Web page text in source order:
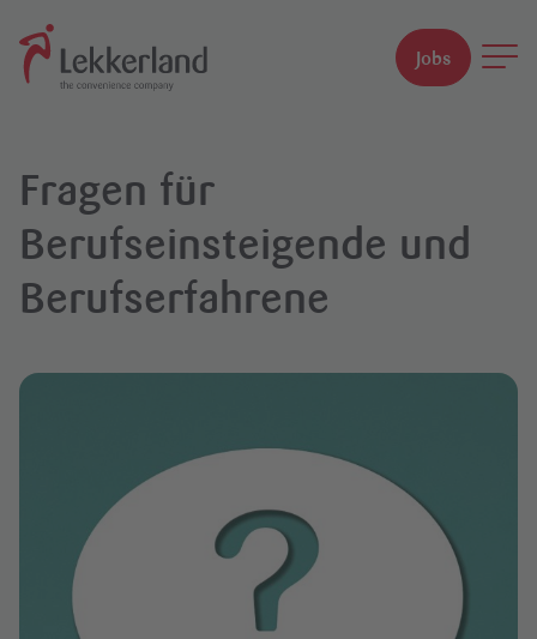
Suchen
Jobs
Fragen für
Berufseinsteigende und
Berufserfahrene